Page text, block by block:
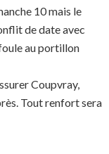
10 mais le
de date avec
au portillon
Coupvray,
Tout renfort sera